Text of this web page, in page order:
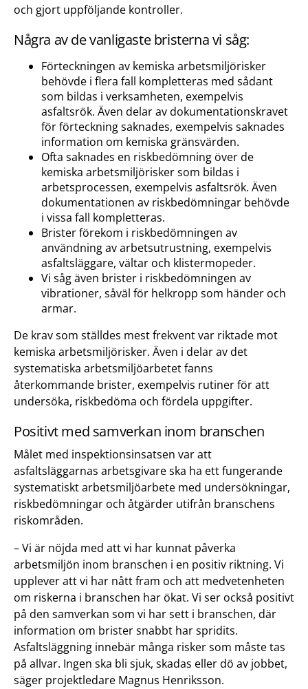
och gjort uppföljande kontroller.
Några av de vanligaste bristerna vi såg:
Förteckningen av kemiska arbetsmiljörisker
behövde i flera fall kompletteras med sådant
som bildas i verksamheten, exempelvis
asfaltsrök. Även delar av dokumentationskravet
för förteckning saknades, exempelvis saknades
information om kemiska gränsvärden.
Ofta saknades en riskbedömning över de
kemiska arbetsmiljörisker som bildas i
arbetsprocessen, exempelvis asfaltsrök. Även
dokumentationen av riskbedömningar behövde
i vissa fall kompletteras.
Brister förekom i riskbedömningen av
användning av arbetsutrustning, exempelvis
asfaltsläggare, vältar och klistermopeder.
Vi såg även brister i riskbedömningen av
vibrationer, såväl för helkropp som händer och
armar.
De krav som ställdes mest frekvent var riktade mot
kemiska arbetsmiljörisker. Även i delar av det
systematiska arbetsmiljöarbetet fanns
återkommande brister, exempelvis rutiner för att
undersöka, riskbedöma och fördela uppgifter.
Positivt med samverkan inom branschen
Målet med inspektionsinsatsen var att
asfaltsläggarnas arbetsgivare ska ha ett fungerande
systematiskt arbetsmiljöarbete med undersökningar,
riskbedömningar och åtgärder utifrån branschens
riskområden.
– Vi är nöjda med att vi har kunnat påverka
arbetsmiljön inom branschen i en positiv riktning. Vi
upplever att vi har nått fram och att medvetenheten
om riskerna i branschen har ökat. Vi ser också positivt
på den samverkan som vi har sett i branschen, där
information om brister snabbt har spridits.
Asfaltsläggning innebär många risker som måste tas
på allvar. Ingen ska bli sjuk, skadas eller dö av jobbet,
säger projektledare Magnus Henriksson.